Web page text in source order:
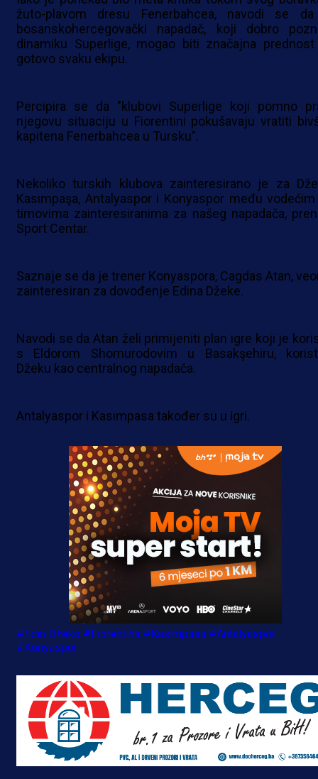
žuto-plavom dresu Fenerbahcea, navodi se
bosanskohercegovački napadač, koji dobro
dinamiku Superlige, mogao biti značajna
gotovo svaku ekipu.
Percipira se da "klubovi Superlige koji pomno
njegovu situaciju u Fiorentini pokušavaju vratiti
kapitena Fenerbahcea u Tursku".
Nekoliko turskih klubova zainteresirano je za
Kasımpaşa, Antalyaspor i Konyaspor među
timovima zainteresiranima za našeg napadača,
Sport Centar.
Saznaje se da je trener Konyaspora, Cagdas Atan,
zainteresiran za dovođenje Edina Džeke.
Navodi se da Atan želi primijeniti plan igre koji je
s Eldorom Shomurodovim u Basakşehiru,
Džeku kao centralnog napadača.
Antalyaspor i Kasımpasa također su u igri.
#Edin Džeko #Fiorentina #Kasimpasa #Antalyaspor
#Konyaspor